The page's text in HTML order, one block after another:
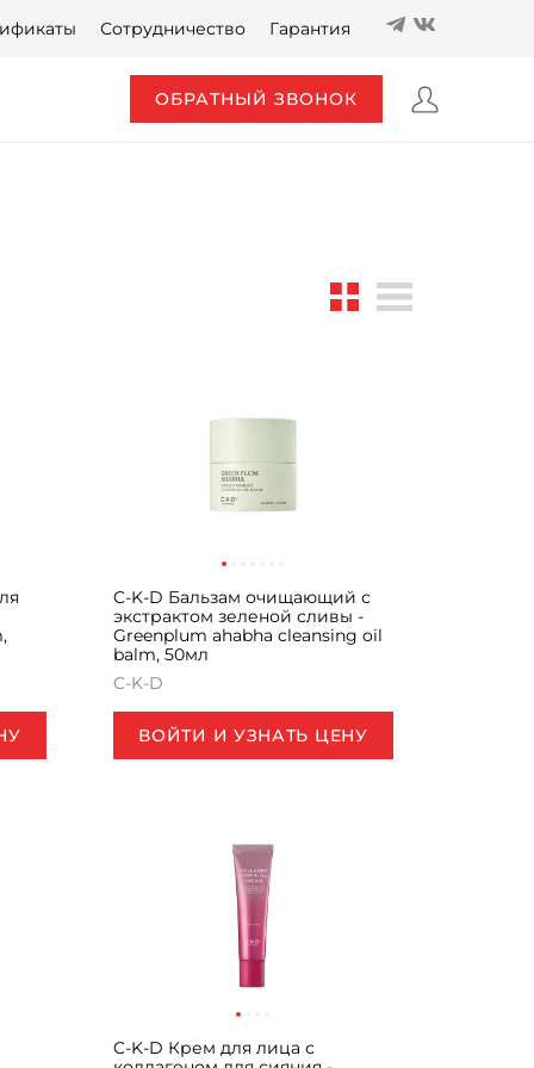
Сотрудничество Гарантия
ОБРАТНЫЙ ЗВОНОК
C-K-D Бальзам очищающий с
экстрактом зеленой сливы -
Greenplum ahabha cleansing oil
balm, 50мл
C-K-D
ВОЙТИ И УЗНАТЬ ЦЕНУ
C-K-D Крем для лица с